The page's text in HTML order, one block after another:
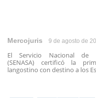
Mercojuris 9 de agosto de
El Servicio Nacional de
(SENASA) certificó la
langostino con destino a los